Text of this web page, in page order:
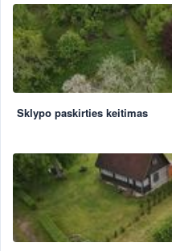
Sklypo paskirties keitimas